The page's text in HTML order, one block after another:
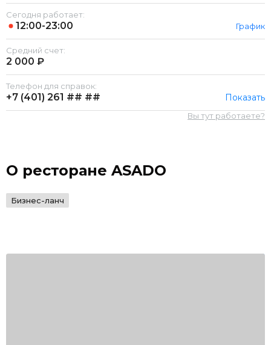
Сегодня работает:
12:00-23:00 График
Средний счет:
2 000 ₽
Телефон для справок:
+7 (401) 261 ## ## Показать
Вы тут работаете?
О ресторане ASADO
Бизнес-ланч